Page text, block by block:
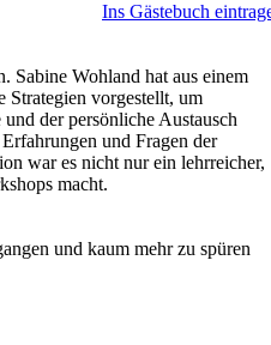
Ins Gästebuch
Sabine Wohland hat aus einem
Strategien vorgestellt, um
der persönliche Austausch
und Fragen der
war es nicht nur ein lehrreicher,
macht.
und kaum mehr zu spüren